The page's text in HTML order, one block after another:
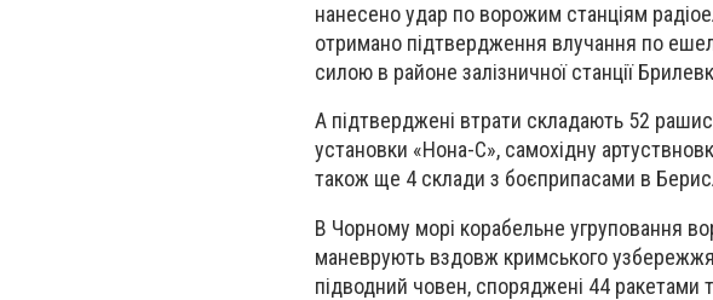
нанесено удар по ворожим станціям
отримано підтвердження влучання по
силою в районе залізничної станції
А підтверджені втрати складають 52
установки «Нона-С», самохідну
також ще 4 склади з боєприпасами в
В Чорному морі корабельне угруповання
маневрують вздовж кримського
підводний човен, споряджені 44 ракетами